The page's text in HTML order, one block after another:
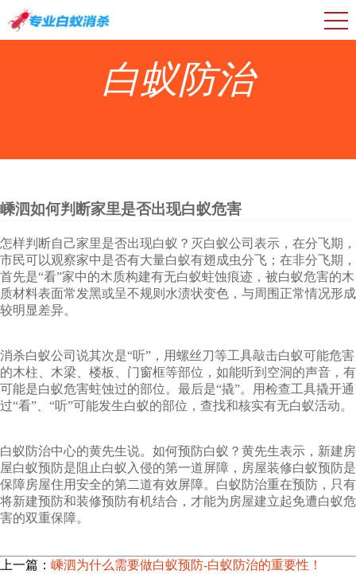
白蚁防治
嵊泗如何判断家里是否出现白蚁危害
怎样判断自己家里是否出现白蚁？灭白蚁公司表示，在分飞期，
市民可以观察家中是否有大量白蚁有翅成虫分飞；在非分飞期，
首先是“看”家中的木质构建有无白蚁蛀蚀痕迹，被白蚁危害的木
质材料表面常发黑或呈不规则水渍状变色，与周围正常情况形成
较明显差异。
消杀白蚁公司说其次是“听”，用螺丝刀等工具敲击白蚁可能危害
的木柱、木梁、楼板、门窗框等部位，如能听到空洞的声音，有
可能是白蚁危害蛀蚀过的部位。最后是“撬”。用检查工具撬开通
过“看”、“听”可能发生白蚁的部位，查找和核实有无白蚁活动。
白蚁防治中心的黄先生说。如何预防白蚁？黄先生表示，新建房
屋白蚁预防是阻止白蚁入侵的第一道屏障，房屋装修白蚁预防是
保障房屋住用安全的第二道有效屏障。白蚁防治重在预防，只有
将新建预防和装修预防有机结合，才能为房屋建立起免遭白蚁危
害的双重保障。
上一篇： 嵊泗为什么需要做白蚁预防-白蚁防治的重要性！